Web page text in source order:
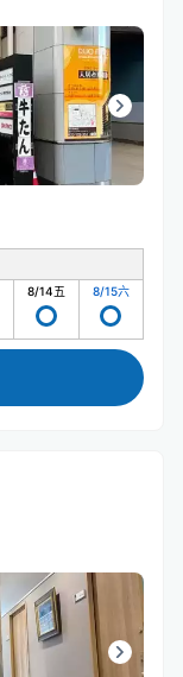
8/14五 8/15六